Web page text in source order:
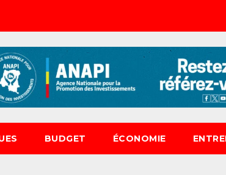
BUDGET ÉCONOMIE